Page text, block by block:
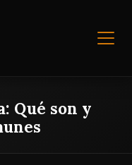
Qué son y